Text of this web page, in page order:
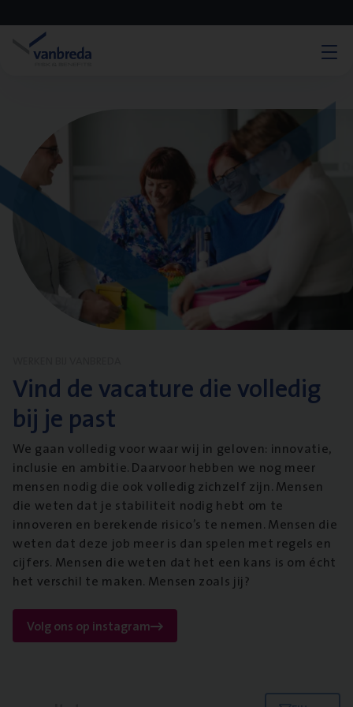
Vind de vacature die volledig
bij je past
We gaan volledig voor waar wij in geloven: innovatie,
inclusie en ambitie. Daarvoor hebben we nog meer
mensen nodig die ook volledig zichzelf zijn. Mensen
die weten dat je stabiliteit nodig hebt om te
innoveren en berekende risico’s te nemen. Mensen die
weten dat deze job meer is dan spelen met regels en
cijfers. Mensen die weten dat het een kans is om écht
het verschil te maken. Mensen zoals jij?
Volg ons op instagram